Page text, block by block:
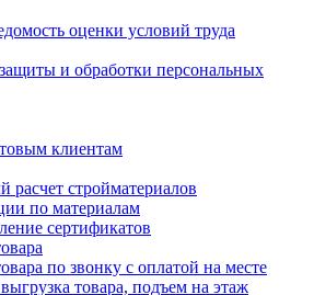
оценки условий труда
и обработки персональных
клиентам
расчет стройматериалов
по материалам
сертификатов
по звонку с оплатой на месте
выгрузка товара, подъем на этаж